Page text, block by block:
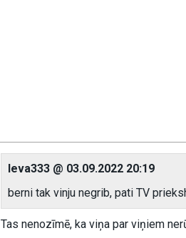
Ieva333 @ 03.09.2022 20:19
berni tak vinju negrib, pati TV
Tas nenozīmē, ka viņa par viņiem